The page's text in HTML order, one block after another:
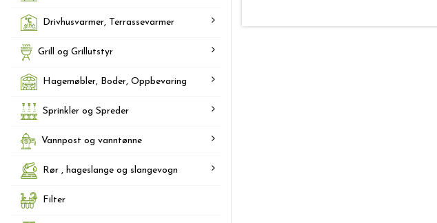
Drivhusvarmer, Terrassevarmer
Grill og Grillutstyr
Hagemøbler, Boder, Oppbevaring
Sprinkler og Spreder
Vannpost og vanntønne
Rør , hageslange og slangevogn
Filter